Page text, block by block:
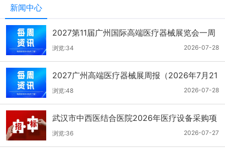
新闻中心
2027第11届广州国际高端医疗器械展览会一周
报（7.22-7.28）
2026-07-28
浏览:34
2027广州高端医疗器械展周报（2026年7月21
-27日）
2026-07-28
浏览:48
武汉市中西医结合医院2026年医疗设备采购项
目三十三公开招标公告
2026-07-27
浏览:36